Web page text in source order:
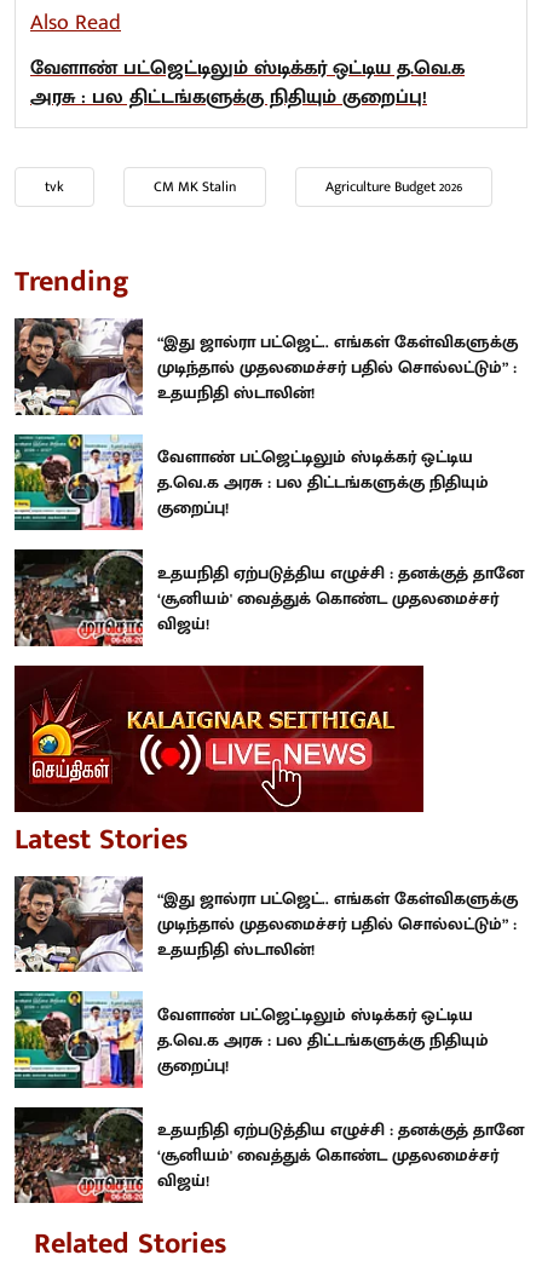
Also Read
வேளாண் பட்ஜெட்டிலும் ஸ்டிக்கர் ஒட்டிய த.வெ.க
அரசு : பல திட்டங்களுக்கு நிதியும் குறைப்பு!
tvk CM MK Stalin Agriculture Budget 2026
Trending
“இது ஜால்ரா பட்ஜெட்.. எங்கள் கேள்விகளுக்கு
முடிந்தால் முதலமைச்சர் பதில் சொல்லட்டும்” :
உதயநிதி ஸ்டாலின்!
வேளாண் பட்ஜெட்டிலும் ஸ்டிக்கர் ஒட்டிய
த.வெ.க அரசு : பல திட்டங்களுக்கு நிதியும்
குறைப்பு!
உதயநிதி ஏற்படுத்திய எழுச்சி : தனக்குத் தானே
‘சூனியம்' வைத்துக் கொண்ட முதலமைச்சர்
விஜய்!
Latest Stories
“இது ஜால்ரா பட்ஜெட்.. எங்கள் கேள்விகளுக்கு
முடிந்தால் முதலமைச்சர் பதில் சொல்லட்டும்” :
உதயநிதி ஸ்டாலின்!
வேளாண் பட்ஜெட்டிலும் ஸ்டிக்கர் ஒட்டிய
த.வெ.க அரசு : பல திட்டங்களுக்கு நிதியும்
குறைப்பு!
உதயநிதி ஏற்படுத்திய எழுச்சி : தனக்குத் தானே
‘சூனியம்' வைத்துக் கொண்ட முதலமைச்சர்
விஜய்!
Related Stories